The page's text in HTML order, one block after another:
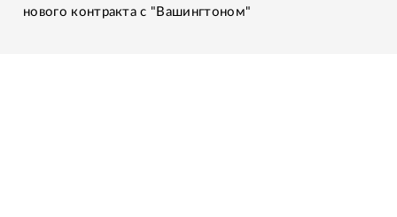
нового контракта с "Вашингтоном"